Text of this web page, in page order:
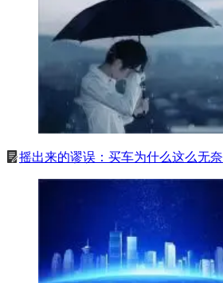
摇出来的谬误：买车为什么这么无奈